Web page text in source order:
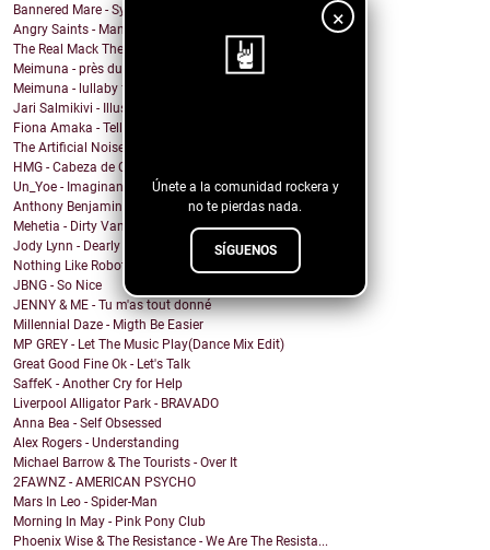
×
Únete a la comunidad rockera y
no te pierdas nada.
SÍGUENOS
Bannered Mare - Synapses
Angry Saints - Man Afraid Of His Horses
The Real Mack The Knife - Brisa Bossa Nova
Meimuna - près du littoral
Meimuna - lullaby for a satellite
Jari Salmikivi - Illusions of Truth
Fiona Amaka - Tell Her Why (acoustic version)
The Artificial Noise - Enfoque
HMG - Cabeza de Chancho
Un_Yoe - Imaginando
Anthony Benjamin - We Can
Mehetia - Dirty Van
Jody Lynn - Dearly Departed
Nothing Like Robots - i gotchu
JBNG - So Nice
JENNY & ME - Tu m'as tout donné
Millennial Daze - Migth Be Easier
MP GREY - Let The Music Play(Dance Mix Edit)
Great Good Fine Ok - Let's Talk
SaffeK - Another Cry for Help
Liverpool Alligator Park - BRAVADO
Anna Bea - Self Obsessed
Alex Rogers - Understanding
Michael Barrow & The Tourists - Over It
2FAWNZ - AMERICAN PSYCHO
Mars In Leo - Spider-Man
Morning In May - Pink Pony Club
Phoenix Wise & The Resistance - We Are The Resista...